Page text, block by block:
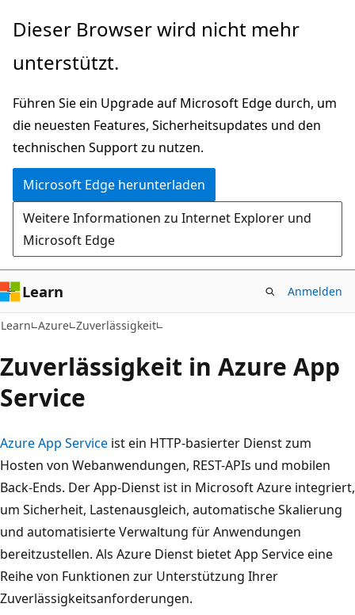
Zu
wechseln
Dieser Browser wird nicht mehr
unterstützt.
Führen Sie ein Upgrade auf Microsoft Edge durch, um
die neuesten Features, Sicherheitsupdates und den
technischen Support zu nutzen.
Microsoft Edge herunterladen
Weitere Informationen zu Internet Explorer und
Microsoft Edge
Learn Anmelden
Learn Azure Zuverlässigkeit
Zuverlässigkeit in Azure App
Service
Azure App Service ist ein HTTP-basierter Dienst zum
Hosten von Webanwendungen, REST-APIs und mobilen
Back-Ends. Der App-Dienst ist in Microsoft Azure integriert,
um Sicherheit, Lastenausgleich, automatische Skalierung
und automatisierte Verwaltung für Anwendungen
bereitzustellen. Als Azure Dienst bietet App Service eine
Reihe von Funktionen zur Unterstützung Ihrer
Zuverlässigkeitsanforderungen.